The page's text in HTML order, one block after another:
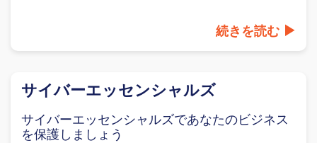
続きを読む
サイバーエッセンシャルズ
サイバーエッセンシャルズであなたのビジネス
を保護しましょう